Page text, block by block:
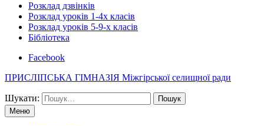
Розклад дзвінків
Розклад уроків 1-4х класів
Розклад уроків 5-9-х класів
Бібліотека
Facebook
ПРИСЛІПСЬКА ГІМНАЗІЯ Міжгірської селищної ради
Шукати:
Меню